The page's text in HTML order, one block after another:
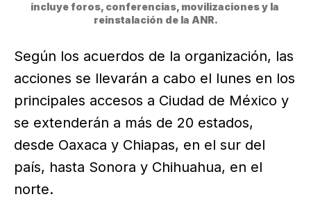
incluye foros, conferencias, movilizaciones y la
reinstalación de la ANR.
Según los acuerdos de la organización, las
acciones se llevarán a cabo el lunes en los
principales accesos a Ciudad de México y
se extenderán a más de 20 estados,
desde Oaxaca y Chiapas, en el sur del
país, hasta Sonora y Chihuahua, en el
norte.